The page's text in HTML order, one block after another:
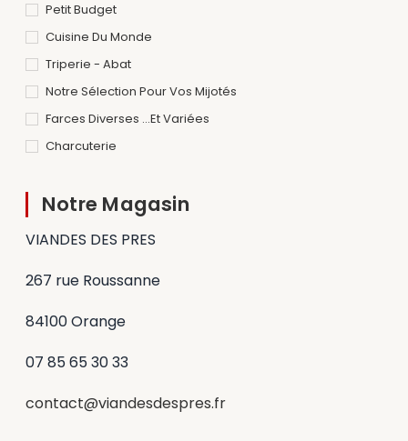
Petit Budget
Cuisine Du Monde
Triperie - Abat
Notre Sélection Pour Vos Mijotés
Farces Diverses ...et Variées
Charcuterie
Notre Magasin
VIANDES DES PRES
267 rue Roussanne
84100 Orange
07 85 65 30 33
contact@viandesdespres.fr